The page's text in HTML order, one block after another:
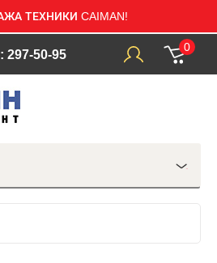
ТЕХНИКИ CAIMAN!
297-50-95
0